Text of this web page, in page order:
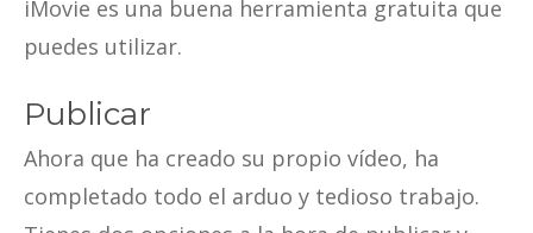
iMovie es una buena herramienta gratuita que
puedes utilizar.
Publicar
Ahora que ha creado su propio vídeo, ha
completado todo el arduo y tedioso trabajo.